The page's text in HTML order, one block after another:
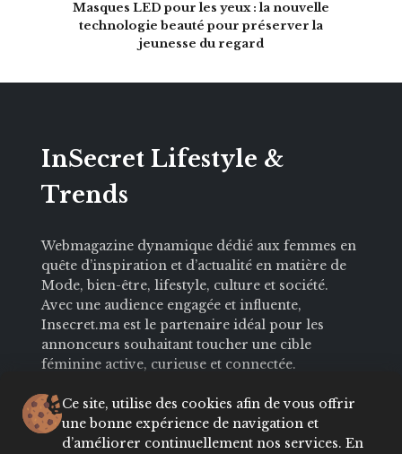
Masques LED pour les yeux : la nouvelle
technologie beauté pour préserver la
jeunesse du regard
Ce site, utilise des cookies afin de vous offrir
une bonne expérience de navigation et
d’améliorer continuellement nos services. En
InSecret Lifestyle &
Trends
Webmagazine dynamique dédié aux femmes en
quête d’inspiration et d’actualité en matière de
Mode, bien-être, lifestyle, culture et société.
Avec une audience engagée et influente,
Insecret.ma est le partenaire idéal pour les
annonceurs souhaitant toucher une cible
féminine active, curieuse et connectée.